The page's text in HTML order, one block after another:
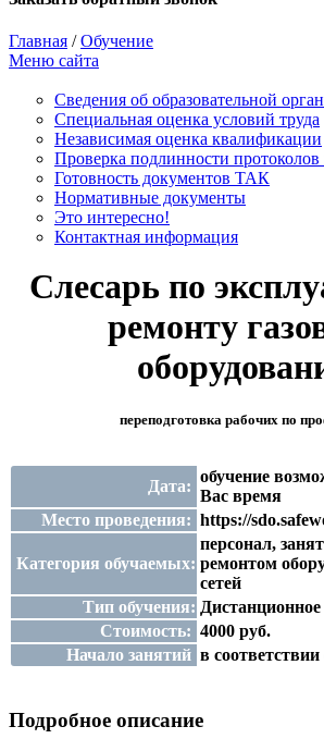
Главная /Обучение
Меню сайта
Сведения об образовательной
Cпециальная оценка условий труда
Независимая оценка квалификации
Проверка подлинности
Готовность документов ТАК
Нормативные документы
Это интересно!
Контактная информация
Слесарь по
ремонту
переподготовка рабочих по
Дата:
обучение
Вас время
Место проведения: https://
Категория обучаемых:
персонал,
ремонтом
сетей
Тип обучения: Дистанционное
Стоимость: 4000 руб.
Начало занятий в
Подробное описание